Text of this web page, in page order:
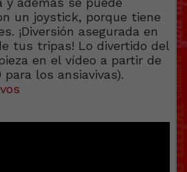
un joystick, porque tiene
¡Diversión asegurada en
tus tripas! Lo divertido del
en el vídeo a partir de
para los ansiavivas).